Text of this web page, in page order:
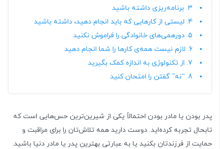
3. برنامه‌ریزی داشته باشید
4. لیستی از کارهایی که باید انجام دهید، داشته باشید
5. دورهمی‌های خانوادگی را فراموش نکنید
6. لازم نیست همه‌ی کارها را شما انجام دهید
7. از تکنولوژی به اندازه کمک بگیرید
8. “نه” گفتن را امتحان کنید
پدر بودن یا مادر بودن احتمالاً یکی از شیرین‌ترین حس‌هایی است که
تابحال تجربه کرده‌اید. دوست دارید همه تلاش‌تان را برای مراقبت و
حمایت از فرزندتان بکنید یا به عبارتی بهترین پدر یا مادر دنیا باشید.